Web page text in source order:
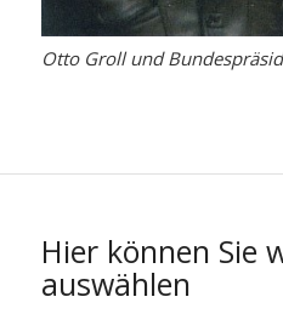
Otto Groll und
Hier können Sie
auswählen